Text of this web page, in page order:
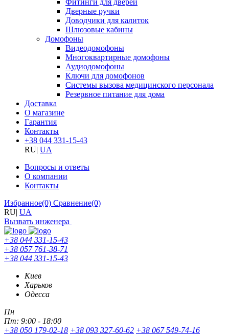
Фитинги для дверей
Дверные ручки
Доводчики для калиток
Шлюзовые кабины
Домофоны
Видеодомофоны
Многоквартирные домофоны
Аудиодомофоны
Ключи для домофонов
Системы вызова медицинского персонала
Резервное питание для дома
Доставка
О магазине
Гарантия
Контакты
+38 044 331-15-43
RU| UA
Вопросы и ответы
О компании
Контакты
Избранное(0) Сравнение(0)
RU| UA
Вызвать инженера
+38 044 331-15-43
+38 057 761-38-71
+38 044 331-15-43
Киев
Харьков
Одесса
Пн
Пт: 9:00 - 18:00
+38 050 179-02-18 +38 093 327-60-62 +38 067 549-74-16